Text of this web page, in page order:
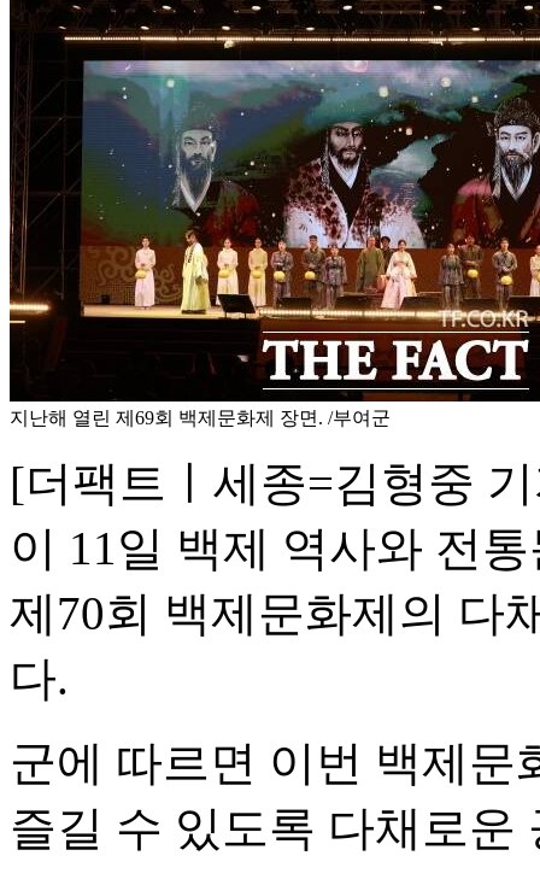
지난해 열린 제69회 백제문화제 장면. /부여군
[더팩트ㅣ세종=김형중
이 11일 백제 역사와 전
제70회 백제문화제의 다
다.
군에 따르면 이번 백제문
즐길 수 있도록 다채로운